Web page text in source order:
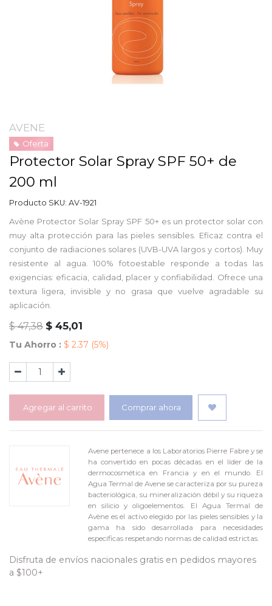
AVENE
Oferta
Protector Solar Spray SPF 50+ de
200 ml
Producto SKU: AV-1921
Avène Protector Solar Spray SPF 50+ es un protector solar con
muy alta protección para las pieles sensibles. Eficaz contra el
conjunto de radiaciones solares (UVB-UVA largos y cortos). Muy
resistente al agua. 100% fotoestable responde a todas las
exigencias: eficacia, calidad, placer y confiabilidad. Ofrece una
textura ligera, invisible y no grasa que vuelve agradable su
aplicación.
$47,38 $ 45,01
Tu Ahorro : $ 2.37 (5%)
Agregar al carrito Comprar ahora
Avene pertenece a los Laboratorios Pierre Fabre y se
ha convertido en pocas décadas en el líder de la
dermocosmética en Francia y en el mundo. El
Agua Termal de Avene se caracteriza por su pureza
bacteriológica, su mineralización débil y su riqueza
en silicio y oligoelementos. El Agua Termal de
Avène es el activo elegido por las pieles sensibles y la
gama ha sido desarrollada para necesidades
específicas respetando normas de calidad estrictas.
Disfruta de envíos nacionales gratis en pedidos mayores
a $100+